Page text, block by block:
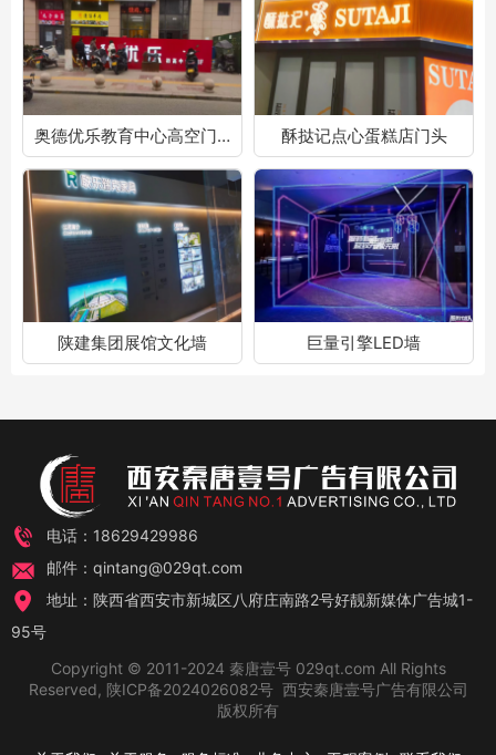
奥德优乐教育中心高空门头 酥挞记点心蛋糕店门头
陕建集团展馆文化墙 巨量引擎LED墙
电话：18629429986
邮件：qintang@029qt.com
地址：陕西省西安市新城区八府庄南路2号好靓新媒体广告城1-
95号
Copyright © 2011-2024 秦唐壹号 029qt.com All Rights
Reserved, 陕ICP备2024026082号 西安秦唐壹号广告有限公司
版权所有